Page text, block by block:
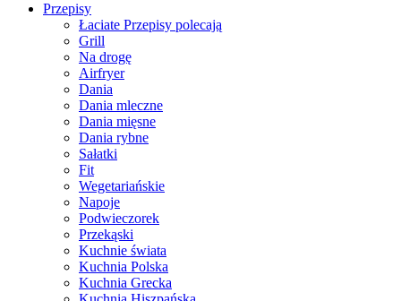
Przepisy
Łaciate Przepisy polecają
Grill
Na drogę
Airfryer
Dania
Dania mleczne
Dania mięsne
Dania rybne
Sałatki
Fit
Wegetariańskie
Napoje
Podwieczorek
Przekąski
Kuchnie świata
Kuchnia Polska
Kuchnia Grecka